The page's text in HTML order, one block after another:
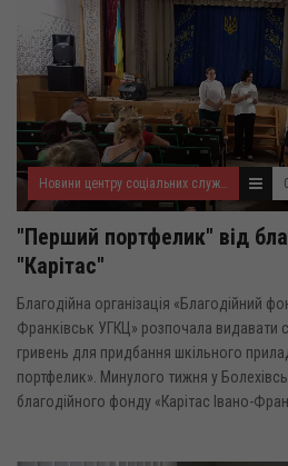
Новини центру соціальних служб для сім'ї, дітей та молоді
"Перший портфелик" від
"Карітас"
Благодійна організація «Благодійний
Франківськ УГКЦ» розпочала видавати
гривень для придбання шкільного
портфелик». Минулого тижня у
благодійного фонду «Карітас Івано-